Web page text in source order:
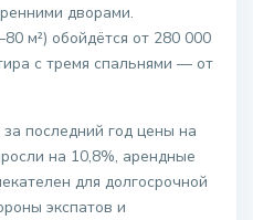
дворами.
м²) обойдётся от 280 000
с тремя спальнями — от
за последний год цены на
на 10,8%, арендные
для долгосрочной
экспатов и